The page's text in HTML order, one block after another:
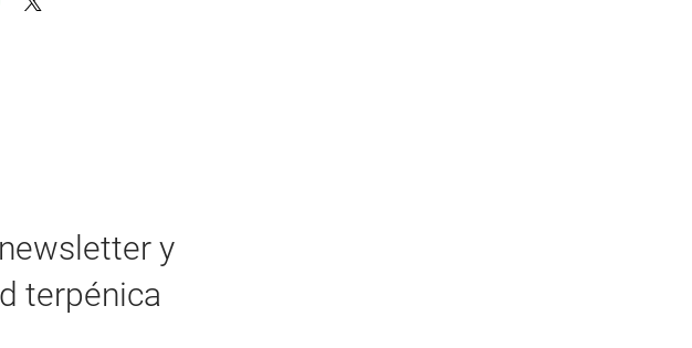
y
terpénica